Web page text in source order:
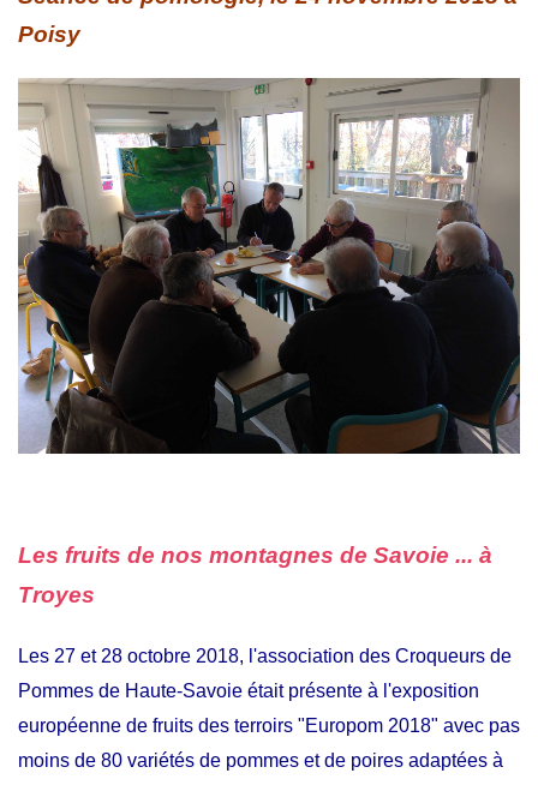
Poisy
Les fruits de nos montagnes de Savoie ... à
Troyes
Les 27 et 28 octobre 2018, l'association des Croqueurs de
Pommes de Haute-Savoie était présente à l'exposition
européenne de fruits des terroirs "Europom 2018" avec pas
moins de 80 variétés de pommes et de poires adaptées à